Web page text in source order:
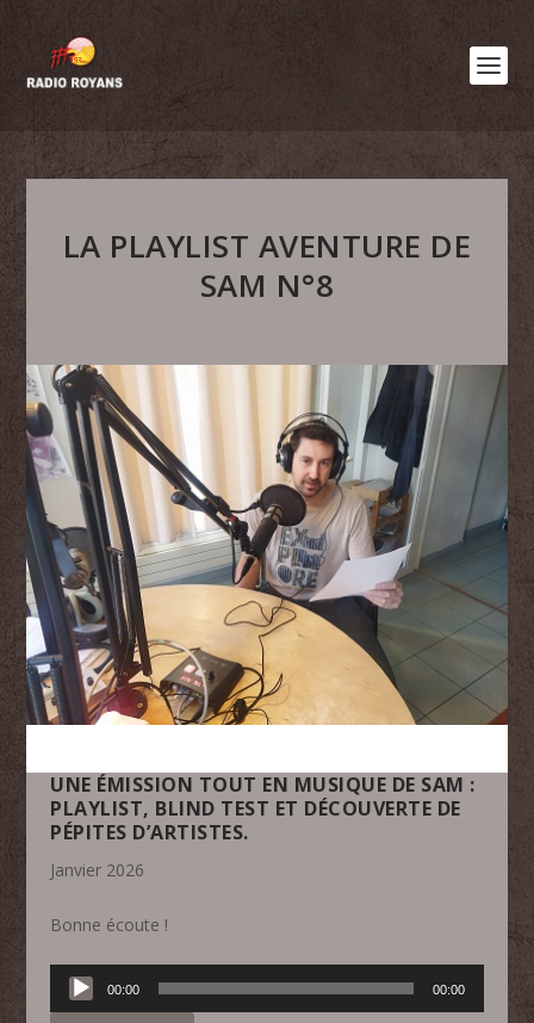
LA PLAYLIST AVENTURE DE
SAM N°8
UNE ÉMISSION TOUT EN MUSIQUE DE SAM :
PLAYLIST, BLIND TEST ET DÉCOUVERTE DE
PÉPITES D’ARTISTES.
Janvier 2026
Bonne écoute !
Lecteur
audio
00:00 00:00